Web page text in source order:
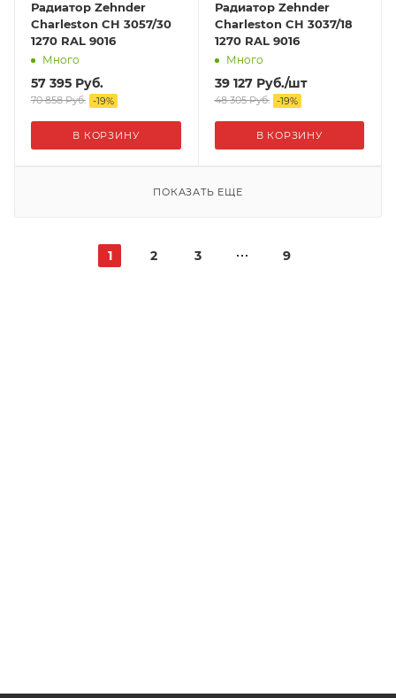
Радиатор Zehnder
Charleston CH 3057/30
1270 RAL 9016
Много
57 395 Руб.
70 858Руб. -19%
В КОРЗИНУ
Радиатор Zehnder
Charleston CH 3037/18
1270 RAL 9016
Много
39 127Руб./шт
48 305Руб. -19%
В КОРЗИНУ
ПОКАЗАТЬ ЕЩЕ
1 2 3 9